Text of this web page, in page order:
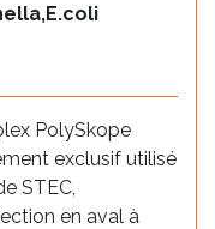
PolySkope
exclusif utilisé
STEC,
en aval à